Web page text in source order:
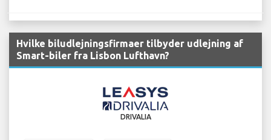
Hvilke biludlejningsfirmaer tilbyder udlejning af
Smart-biler fra Lisbon Lufthavn?
DRIVALIA